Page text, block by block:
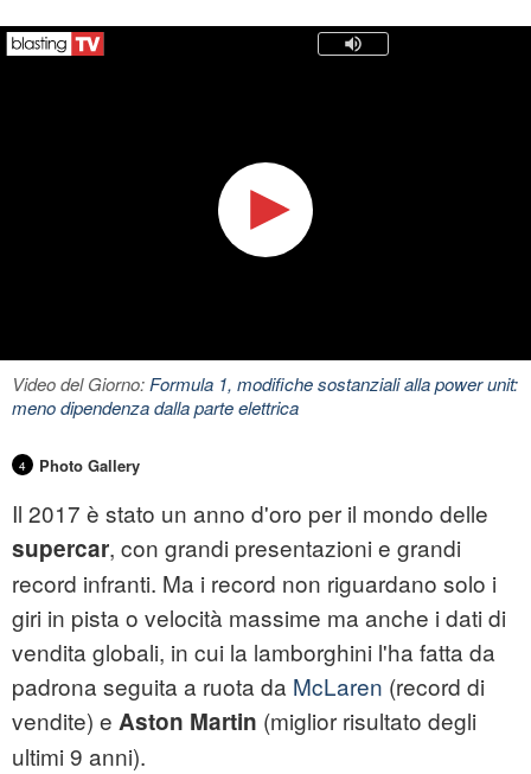
Video del Giorno:Formula 1, modifiche sostanziali alla power unit:
meno dipendenza dalla parte elettrica
4 Photo Gallery
Il 2017 è stato un anno d'oro per il mondo delle
supercar, con grandi presentazioni e grandi
record infranti. Ma i record non riguardano solo i
giri in pista o velocità massime ma anche i dati di
vendita globali, in cui la lamborghini l'ha fatta da
padrona seguita a ruota da McLaren (record di
vendite) e Aston Martin (miglior risultato degli
ultimi 9 anni).